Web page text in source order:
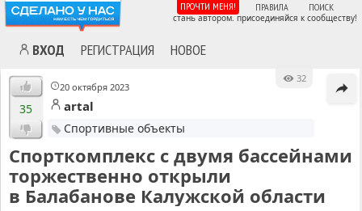
ВХОД РЕГИСТРАЦИЯ НОВОЕ
ПРОЧТИ МЕНЯ! ПРАВИЛА ПОИСК
стань автором. присоединяйся к сообществу!
20 октября 2023
32
35 artal
Спортивные объекты
Спорткомплекс с двумя бассейнами
торжественно открыли
в Балабанове Калужской области